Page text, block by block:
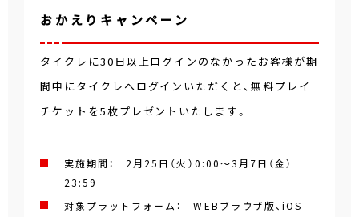
おかえりキャンペーン
タイクレに30日以上ログインのなかったお客様が期
間中にタイクレへログインいただくと、無料プレイ
チケットを5枚プレゼントいたします。
実施期間： 2月25日（火）0:00～3月7日（金）
23:59
対象プラットフォーム： WEBブラウザ版、iOS